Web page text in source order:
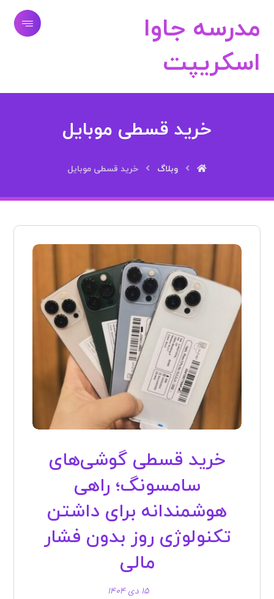
مدرسه جاوا
اسکریپت
خرید قسطی موبایل
وبلاگ خرید قسطی موبایل
خرید قسطی گوشی‌های
سامسونگ؛ راهی
هوشمندانه برای داشتن
تکنولوژی روز بدون فشار
مالی
۱۵ دی ۱۴۰۴